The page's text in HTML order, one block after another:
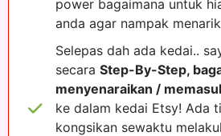
power bagaimana untuk
anda agar nampak
Selepas dah ada kedai..
secara Step-By-Step,
menyenaraikan /
ke dalam kedai Etsy! Ada
kongsikan sewaktu